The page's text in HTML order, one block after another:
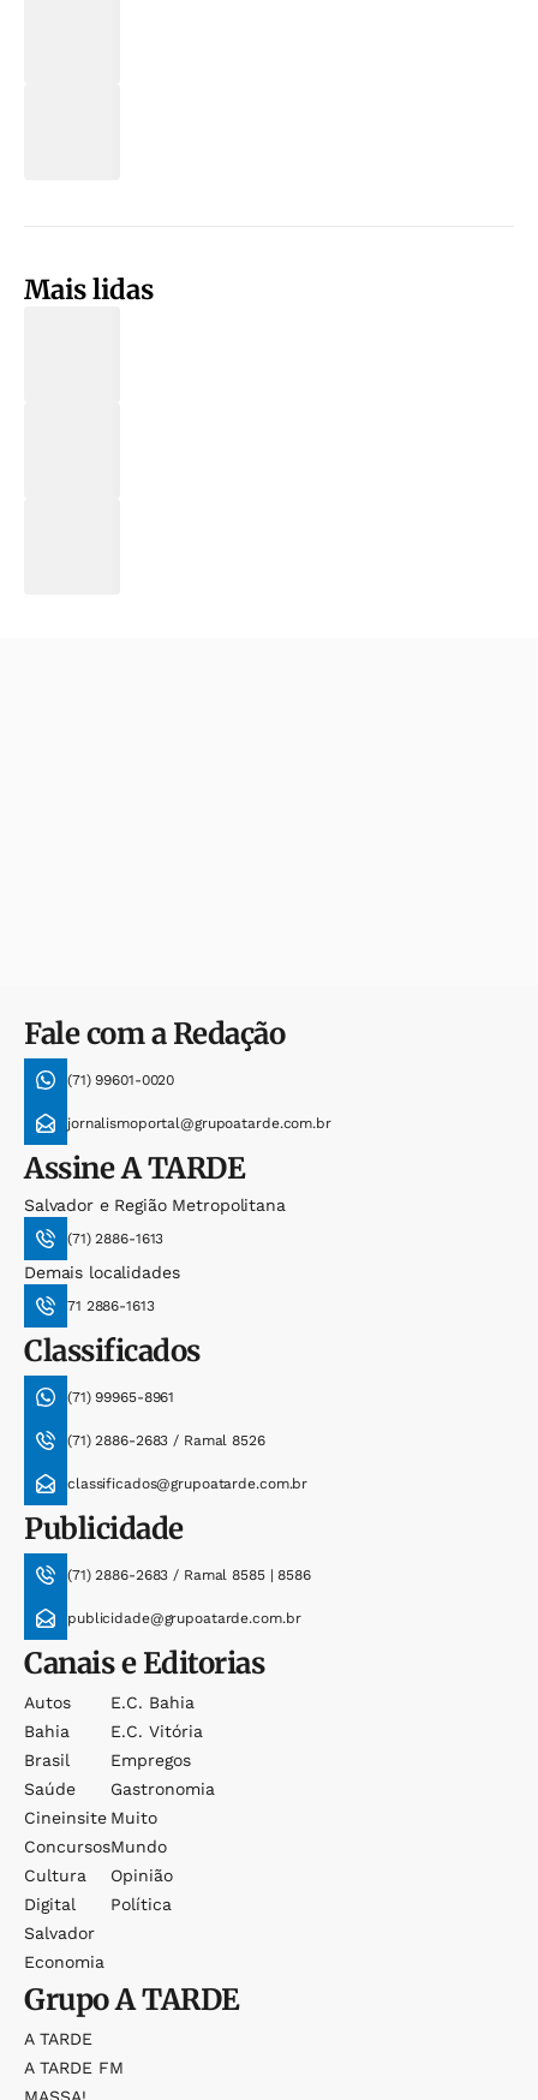
Mais lidas
Fale com a Redação
(71) 99601-0020
jornalismoportal@grupoatarde.com.br
AssineA TARDE
Salvador e Região Metropolitana
(71) 2886-1613
Demais localidades
71 2886-1613
Classificados
(71) 99965-8961
(71) 2886-2683 / Ramal 8526
classificados@grupoatarde.com.br
Publicidade
(71) 2886-2683 / Ramal 8585 | 8586
publicidade@grupoatarde.com.br
Canais e Editorias
Autos
Bahia
Brasil
Saúde
Cineinsite
Concursos
Cultura
Digital
Salvador
Economia
E.c. Bahia
E.c. Vitória
Empregos
Gastronomia
Muito
Mundo
Opinião
Política
GrupoA TARDE
A TARDE
A TARDE FM